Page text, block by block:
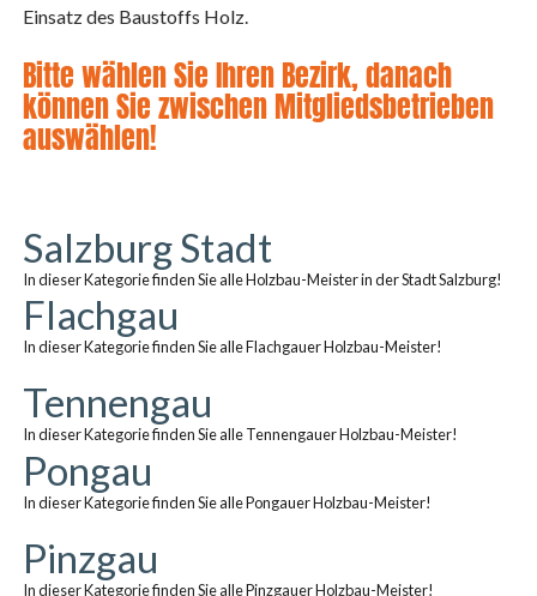
Einsatz des Baustoffs Holz.
Bitte wählen Sie Ihren Bezirk, danach
können Sie zwischen Mitgliedsbetrieben
auswählen!
Salzburg Stadt
In dieser Kategorie finden Sie alle Holzbau-Meister in der Stadt Salzburg!
Flachgau
In dieser Kategorie finden Sie alle Flachgauer Holzbau-Meister!
Tennengau
In dieser Kategorie finden Sie alle Tennengauer Holzbau-Meister!
Pongau
In dieser Kategorie finden Sie alle Pongauer Holzbau-Meister!
Pinzgau
In dieser Kategorie finden Sie alle Pinzgauer Holzbau-Meister!